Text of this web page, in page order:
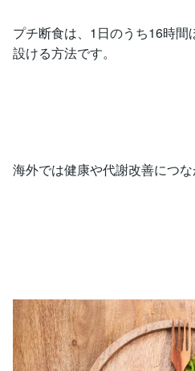
プチ断食は、1日のうち16時
設ける方法です。
海外では健康や代謝改善につな